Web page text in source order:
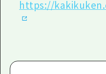
https://